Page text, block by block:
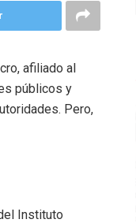
afiliado al
públicos y
Pero,
Instituto